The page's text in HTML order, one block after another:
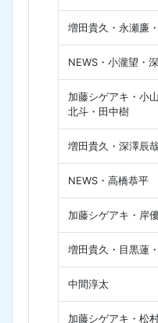
増田貴久・永瀬廉
NEWS・小瀧望・
加藤シゲアキ・小
北斗・田中樹
増田貴久・深澤辰
NEWS・高橋恭平
加藤シゲアキ・岸
増田貴久・目黒蓮
中間淳太
加藤シゲアキ・松